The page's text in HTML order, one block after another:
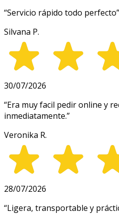
“Servicio rápido todo perfecto”
Silvana P.
30/07/2026
“Era muy facil pedir online y
inmediatamente.”
Veronika R.
28/07/2026
“Ligera, transportable y